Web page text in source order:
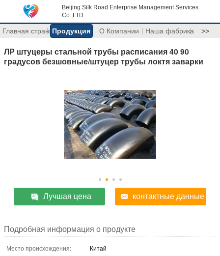
Beijing Silk Road Enterprise Management Services
Co.,LTD
Главная страницаПродукция О Компании Наша фабрика >>
ЛР штуцеры стальной трубы расписания 40 90
градусов безшовные/штуцер трубы локтя заварки
Лучшая цена контактные данные
Подробная информация о продукте
Место происхождения:
Китай